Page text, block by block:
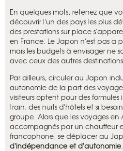
En quelques mots, retenez que
découvrir l'un des pays les plus
des prestations sur place
en France. Le Japon n'est pas a
mais les budgets à envisager ne
avec ceux des autres
Par ailleurs, circuler au Japon
autonomie de la part des
visiteurs optent pour des
train, des nuits d'hôtels et si
groupe. Alors que les voyages en
accompagnés par un chauffeur
francophone, se déplacer au
d'indépendance et d'autonomie.